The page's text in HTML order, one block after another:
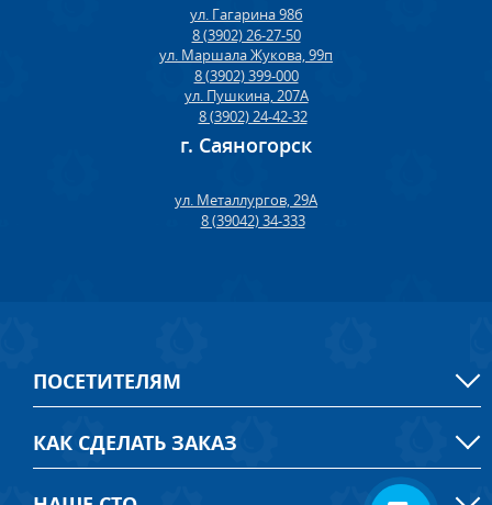
ул. Гагарина 98б
8 (3902) 26-27-50
ул. Маршала Жукова, 99п
8 (3902) 399-000
ул. Пушкина, 207А
8 (3902) 24-42-32
г. Саяногорск
ул. Металлургов, 29А
8 (39042) 34-333
ПОСЕТИТЕЛЯМ
КАК СДЕЛАТЬ ЗАКАЗ